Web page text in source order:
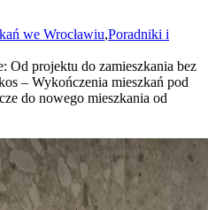
we Wrocławiu,Poradniki i
Od projektu do zamieszkania bez
– Wykończenia mieszkań pod
do nowego mieszkania od